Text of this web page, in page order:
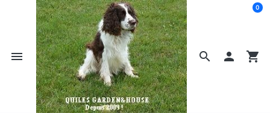
search
menu  shopping_cart
0